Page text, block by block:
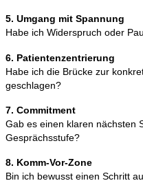
5. Umgang mit Spannung
Habe ich Widerspruch oder
6. Patientenzentrierung
Habe ich die Brücke zur
geschlagen?
7. Commitment
Gab es einen klaren nächsten
Gesprächsstufe?
8. Komm-Vor-Zone
Bin ich bewusst einen Schritt